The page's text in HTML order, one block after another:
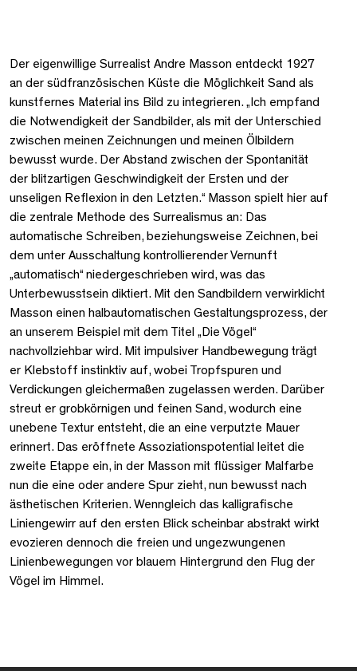
Der eigenwillige Surrealist Andre Masson entdeckt 1927
an der südfranzösischen Küste die Möglichkeit Sand als
kunstfernes Material ins Bild zu integrieren. „Ich empfand
die Notwendigkeit der Sandbilder, als mit der Unterschied
zwischen meinen Zeichnungen und meinen Ölbildern
bewusst wurde. Der Abstand zwischen der Spontanität
der blitzartigen Geschwindigkeit der Ersten und der
unseligen Reflexion in den Letzten.“ Masson spielt hier auf
die zentrale Methode des Surrealismus an: Das
automatische Schreiben, beziehungsweise Zeichnen, bei
dem unter Ausschaltung kontrollierender Vernunft
„automatisch“ niedergeschrieben wird, was das
Unterbewusstsein diktiert. Mit den Sandbildern verwirklicht
Masson einen halbautomatischen Gestaltungsprozess, der
an unserem Beispiel mit dem Titel „Die Vögel“
nachvollziehbar wird. Mit impulsiver Handbewegung trägt
er Klebstoff instinktiv auf, wobei Tropfspuren und
Verdickungen gleichermaßen zugelassen werden. Darüber
streut er grobkörnigen und feinen Sand, wodurch eine
unebene Textur entsteht, die an eine verputzte Mauer
erinnert. Das eröffnete Assoziationspotential leitet die
zweite Etappe ein, in der Masson mit flüssiger Malfarbe
nun die eine oder andere Spur zieht, nun bewusst nach
ästhetischen Kriterien. Wenngleich das kalligrafische
Liniengewirr auf den ersten Blick scheinbar abstrakt wirkt
evozieren dennoch die freien und ungezwungenen
Linienbewegungen vor blauem Hintergrund den Flug der
Vögel im Himmel.